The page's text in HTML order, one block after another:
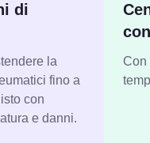
di
la
fino a
con
e danni.
Con